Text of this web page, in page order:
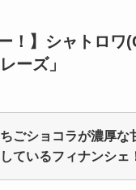
！】 シャトロワ
ーズ」
ごショコラが濃厚な
ているフィナンシェ